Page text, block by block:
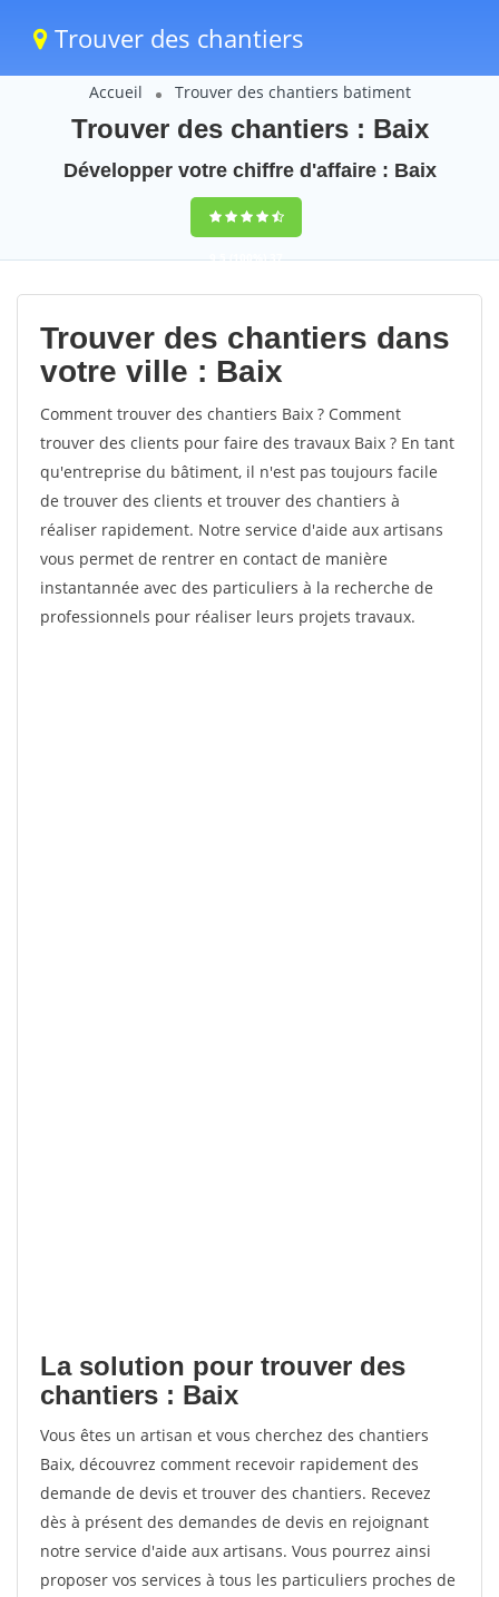
Trouver des chantiers
Accueil Trouver des chantiers batiment
Trouver des chantiers : Baix
Développer votre chiffre d'affaire : Baix
9,5(100%)37
votes
Trouver des chantiers dans
votre ville : Baix
Comment trouver des chantiers Baix ? Comment
trouver des clients pour faire des travaux Baix ? En tant
qu'entreprise du bâtiment, il n'est pas toujours facile
de trouver des clients et trouver des chantiers à
réaliser rapidement. Notre service d'aide aux artisans
vous permet de rentrer en contact de manière
instantannée avec des particuliers à la recherche de
professionnels pour réaliser leurs projets travaux.
La solution pour trouver des
chantiers : Baix
Vous êtes un artisan et vous cherchez des chantiers
Baix, découvrez comment recevoir rapidement des
demande de devis et trouver des chantiers. Recevez
dès à présent des demandes de devis en rejoignant
notre service d'aide aux artisans. Vous pourrez ainsi
proposer vos services à tous les particuliers proches de